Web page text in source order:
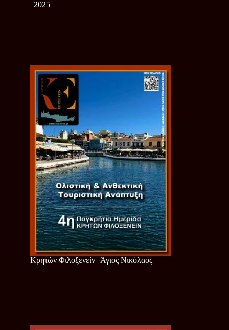
| 2025
Κρητών Φιλοξενείν | Άγιος Νικόλαος